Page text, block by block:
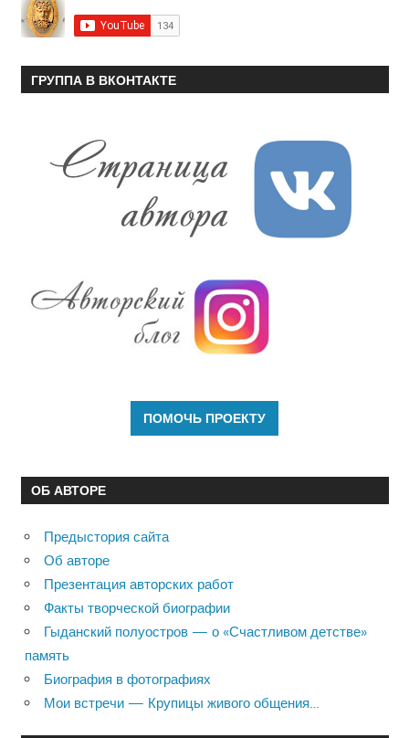
ГРУППА В ВКОНТАКТЕ
ОБ АВТОРЕ
Предыстория сайта
Об авторе
Презентация авторских работ
Факты творческой биографии
Гыданский полуостров — о «Счастливом детстве»
память
Биография в фотографиях
Мои встречи — Крупицы живого общения…